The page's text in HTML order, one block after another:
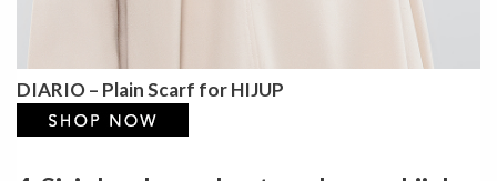
DIARIO – Plain Scarf for HIJUP